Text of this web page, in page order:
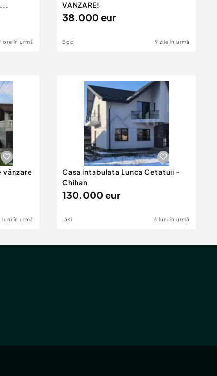
ore în urmă
VANZARE!
38.000 eur
Bod 9 zile în urmă
vânzare
luni în urmă
Casa intabulata Lunca Cetatuii -
Chihan
130.000 eur
Iasi 6 luni în urmă